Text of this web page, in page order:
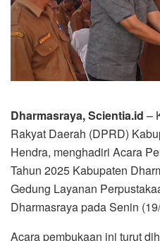
Dharmasraya, Scientia.id –
Rakyat Daerah (DPRD)
Hendra, menghadiri Acara
Tahun 2025 Kabupaten
Gedung Layanan
Dharmasraya pada Senin
Acara pembukaan ini turut